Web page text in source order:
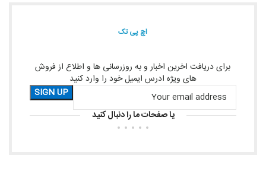
اچ پی تک
برای دریافت اخرین اخبار و به روزرسانی ها و اطلاع از فروش
های ویژه ادرس ایمیل خود را وارد کنید
یا صفحات ما را دنبال کنید